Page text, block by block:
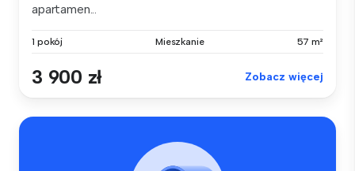
apartamen...
1 pokój Mieszkanie 57 m²
3 900 zł Zobacz więcej